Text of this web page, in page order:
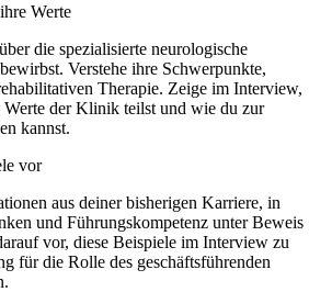
Werte
die spezialisierte neurologische
Verstehe ihre Schwerpunkte,
Therapie. Zeige im Interview,
Werte der Klinik teilst und wie du zur
kannst.
vor
aus deiner bisherigen Karriere, in
und Führungskompetenz unter Beweis
vor, diese Beispiele im Interview zu
für die Rolle des geschäftsführenden